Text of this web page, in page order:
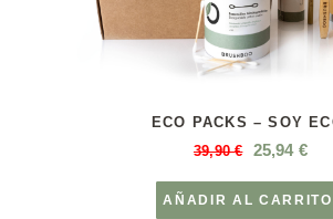
ECO PACKS – SOY
39,90€ 25,94 €
AÑADIR AL CARRITO